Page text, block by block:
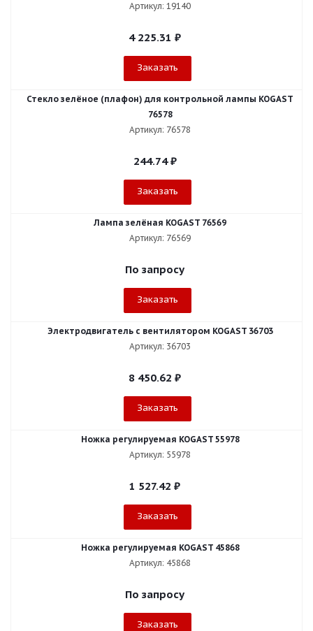
Артикул: 19140
4 225.31 ₽
Заказать
Стекло зелёное (плафон) для контрольной лампы KOGAST
76578
Артикул: 76578
244.74₽
Заказать
Лампа зелёная KOGAST 76569
Артикул: 76569
По запросу
Заказать
Электродвигатель с вентилятором KOGAST 36703
Артикул: 36703
8 450.62 ₽
Заказать
Ножка регулируемая KOGAST 55978
Артикул: 55978
1 527.42 ₽
Заказать
Ножка регулируемая KOGAST 45868
Артикул: 45868
По запросу
Заказать